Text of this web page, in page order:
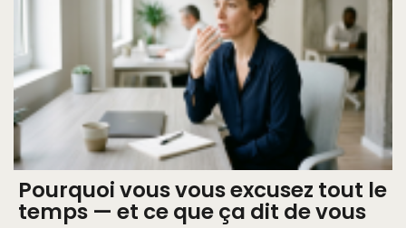
Pourquoi vous vous excusez tout le
temps — et ce que ça dit de vous